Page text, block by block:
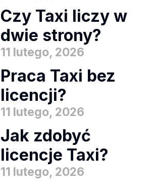
Czy Taxi liczy w
dwie strony?
11 lutego, 2026
Praca Taxi bez
licencji?
11 lutego, 2026
Jak zdobyć
licencje Taxi?
11 lutego, 2026